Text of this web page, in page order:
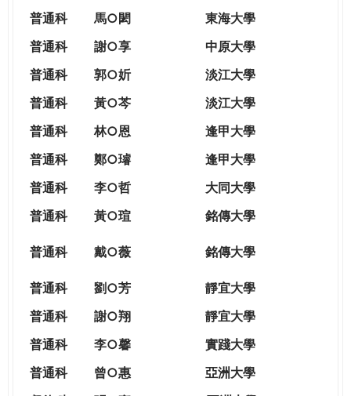
普通科
馬○閎
東海大學
普通科
謝○享
中原大學
普通科
郭○妡
淡江大學
普通科
黃○芩
淡江大學
普通科
林○恩
逢甲大學
普通科
鄭○璿
逢甲大學
普通科
李○哲
大同大學
普通科
黃○瑄 銘傳大學
普通科 戴○薇 銘傳大學
普通科 劉○芳
靜宜大學
普通科
謝○翔
靜宜大學
普通科
李○馨
實踐大學
普通科
曾○惠
亞洲大學